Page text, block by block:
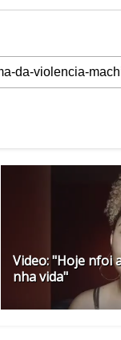
Video: "Hoje nfoi
nha vida"